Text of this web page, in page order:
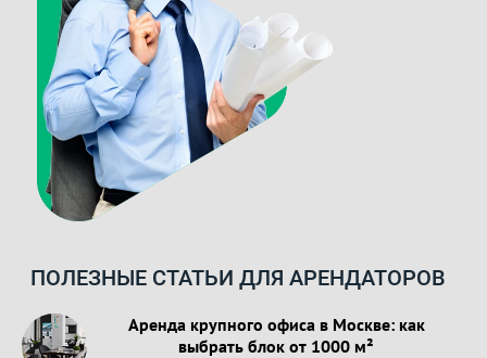
ПОЛЕЗНЫЕ СТАТЬИ ДЛЯ АРЕНДАТОРОВ
Аренда крупного офиса в Москве: как
выбрать блок от 1000 м²